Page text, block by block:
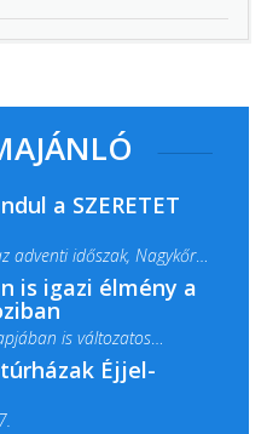
a SZERETET
adventi időszak, Nagykőrös
fénnyel és közös...
is igazi élmény a
is változatos
Éjjel-